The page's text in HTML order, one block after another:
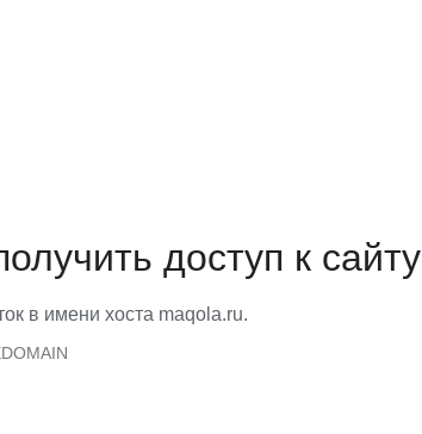
доступ к сайту
в имени хоста maqola.ru.